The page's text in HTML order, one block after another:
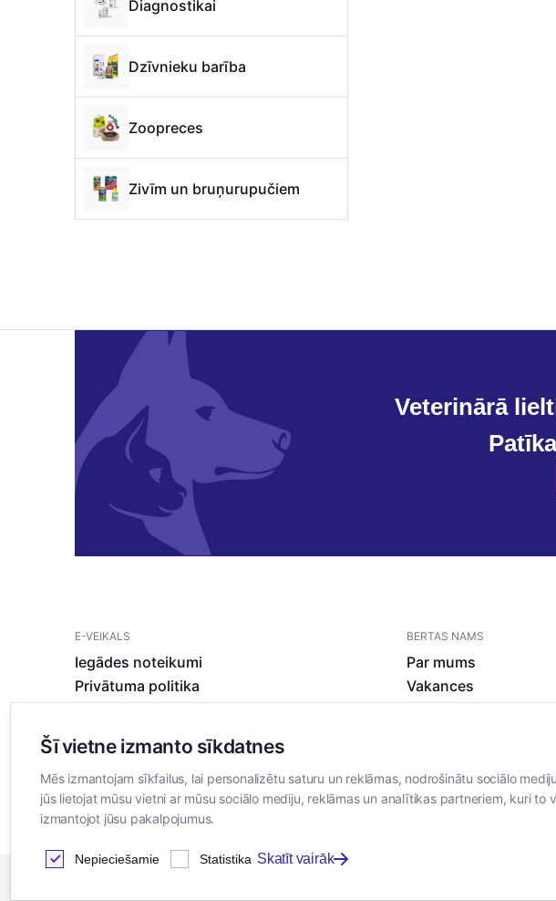
Diagnostikai
Dzīvnieku barība
Zoopreces
Zivīm un bruņurupučiem
Veterinārā
E-VEIKALS
Iegādes noteikumi
Privātuma politika
BERTAS NAMS
Par mums
Vakances
Šī vietne izmanto sīkdatnes
Mēs izmantojam sīkfailus, lai personalizētu saturu un reklāmas, nodrošinātu sociālo
jūs lietojat mūsu vietni ar mūsu sociālo mediju, reklāmas un analītikas partneriem, kuri
izmantojot jūsu pakalpojumus.
Nepieciešamie Statistika Skatīt vairāk